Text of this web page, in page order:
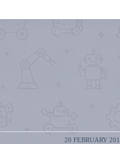
20 FEBRUARY